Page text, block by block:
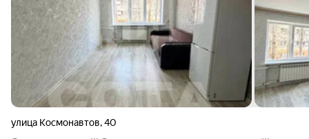
улица Космонавтов,40